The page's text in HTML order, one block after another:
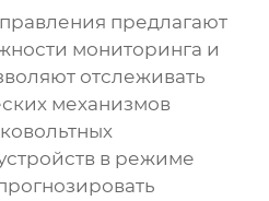
предлагают
мониторинга и
отслеживать
механизмов
в режиме